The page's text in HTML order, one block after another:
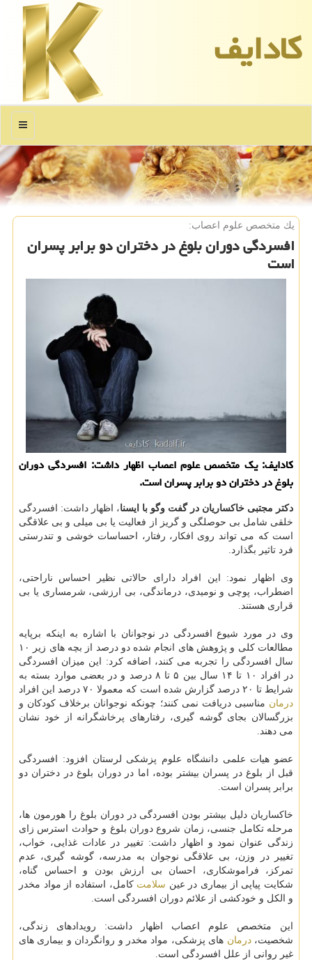
كادایف
منو
یك متخصص علوم اعصاب:
افسردگی دوران بلوغ در دختران دو برابر پسران
است
كادایف: یك متخصص علوم اعصاب اظهار داشت: افسردگی دوران
بلوغ در دختران دو برابر پسران است.
دكتر مجتبی خاكساریان در گفت وگو با ایسنا، اظهار داشت: افسردگی
خلقی شامل بی حوصلگی و گریز از فعالیت یا بی میلی و بی علاقگی
است كه می تواند روی افكار، رفتار، احساسات خوشی و تندرستی
فرد تاثیر بگذارد.
وی اظهار نمود: این افراد دارای حالاتی نظیر احساس ناراحتی،
اضطراب، پوچی و نومیدی، درماندگی، بی ارزشی، شرمساری یا بی
قراری هستند.
وی در مورد شیوع افسردگی در نوجوانان با اشاره به اینكه برپایه
مطالعات كلی و پژوهش های انجام شده دو درصد از بچه های زیر ۱۰
سال افسردگی را تجربه می كنند، اضافه كرد: این میزان افسردگی
در افراد ۱۰ تا ۱۴ سال بین ۵ تا ۸ درصد و در بعضی موارد بسته به
شرایط تا ۲۰ درصد گزارش شده است كه معمولا ۷۰ درصد این افراد
درمان مناسبی دریافت نمی كنند؛ چونكه نوجوانان برخلاف كودكان و
بزرگسالان بجای گوشه گیری، رفتارهای پرخاشگرانه از خود نشان
می دهند.
عضو هیات علمی دانشگاه علوم پزشكی لرستان افزود: افسردگی
قبل از بلوغ در پسران بیشتر بوده، اما در دوران بلوغ در دختران دو
برابر پسران است.
خاكساریان دلیل بیشتر بودن افسردگی در دوران بلوغ را هورمون ها،
مرحله تكامل جنسی، زمان شروع دوران بلوغ و حوادث استرس زای
زندگی عنوان نمود و اظهار داشت: تغییر در عادات غذایی، خواب،
تغییر در وزن، بی علاقگی نوجوان به مدرسه، گوشه گیری، عدم
تمركز، فراموشكاری، احسان بی ارزش بودن و احساس گناه،
شكایت پیاپی از بیماری در عین سلامت كامل، استفاده از مواد مخدر
و الكل و خودكشی از علائم دوران افسردگی است.
این متخصص علوم اعصاب اظهار داشت: رویدادهای زندگی،
شخصیت،درمان های پزشكی، مواد مخدر و روانگردان و بیماری های
غیر روانی از علل افسردگی است.